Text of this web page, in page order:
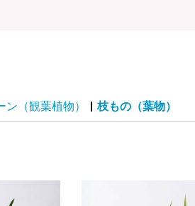
（観葉植物） | 枝もの（葉物）